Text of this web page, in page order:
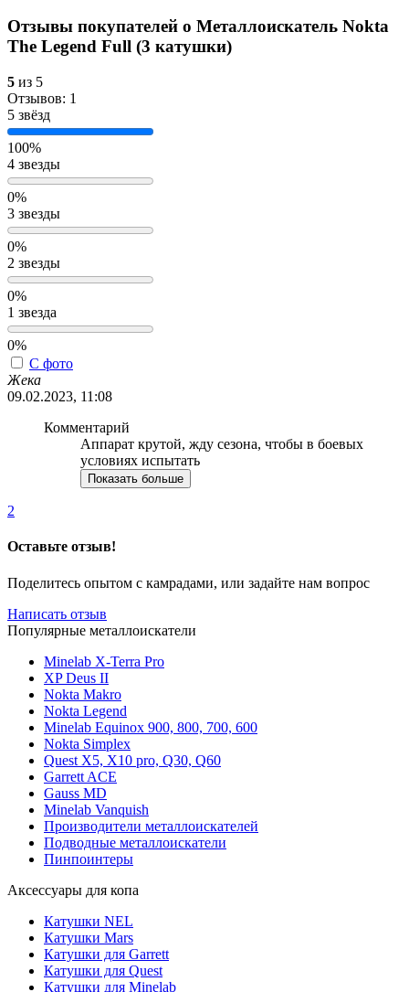
Отзывы покупателей о Металлоискатель Nokta
The Legend Full (3 катушки)
5 из 5
Отзывов: 1
5 звёзд
100%
4 звезды
0%
3 звезды
0%
2 звезды
0%
1 звезда
0%
С фото
Жека
09.02.2023, 11:08
Комментарий
Аппарат крутой, жду сезона, чтобы в боевых
условиях испытать
Показать больше
2
Оставьте отзыв!
Поделитесь опытом с камрадами, или задайте нам вопрос
Написать отзыв
Популярные металлоискатели
Minelab X-Terra Pro
XP Deus II
Nokta Makro
Nokta Legend
Minelab Equinox 900, 800, 700, 600
Nokta Simplex
Quest X5, X10 pro, Q30, Q60
Garrett ACE
Gauss MD
Minelab Vanquish
Производители металлоискателей
Подводные металлоискатели
Пинпоинтеры
Аксессуары для копа
Катушки NEL
Катушки Mars
Катушки для Garrett
Катушки для Quest
Катушки для Minelab